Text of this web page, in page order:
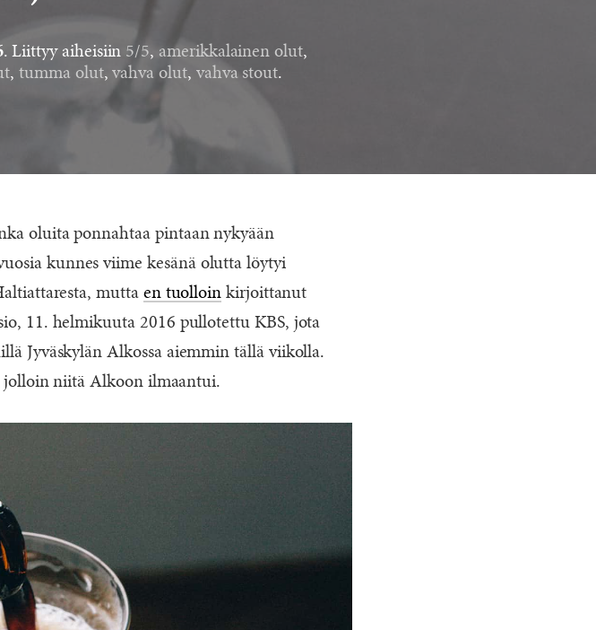
. Liittyy aiheisiin 5/5,amerikkalainen olut,
,tumma olut,vahva olut, vahva stout.
oluita ponnahtaa pintaan nykyään
kunnes viime kesänä olutta löytyi
mutta en tuolloin kirjoittanut
11. helmikuuta 2016 pullotettu KBS, jota
Jyväskylän Alkossa aiemmin tällä viikolla.
jolloin niitä Alkoon ilmaantui.